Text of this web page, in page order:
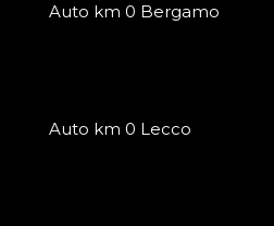
Auto km 0 Bergamo
Auto km 0 Lecco